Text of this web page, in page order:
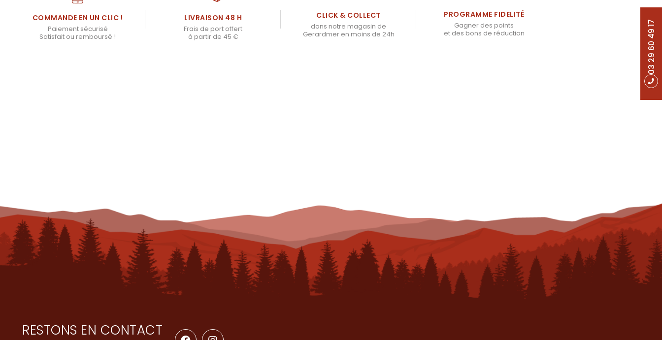
03 29 60 49 17
COMMANDE EN UN CLIC !
Paiement sécurisé
Satisfait ou remboursé !
LIVRAISON 48 H
Frais de port offert
à partir de 45 €
CLICK & COLLECT
dans notre magasin de
Gerardmer en moins de 24h
PROGRAMME FIDELITÉ
Gagner des points
et des bons de réduction
RESTONS EN CONTACT